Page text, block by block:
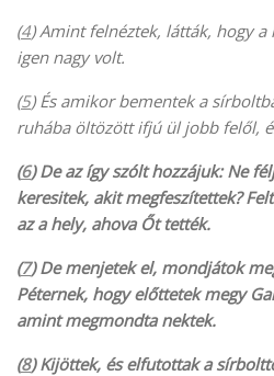
(4) Amint felnéztek, látták, hogy a
igen nagy volt.
(5) És amikor bementek a
ruhába öltözött ifjú ül jobb felől,
(6) De az így szólt hozzájuk: Ne
keresitek, akit megfeszítettek?
az a hely, ahova Őt tették.
(7) De menjetek el, mondjátok
Péternek, hogy előttetek megy
amint megmondta nektek.
(8) Kijöttek, és elfutottak a